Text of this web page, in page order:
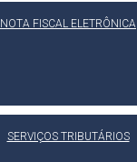
NOTA FISCAL ELETRÔNICA
SERVIÇOS TRIBUTÁRIOS